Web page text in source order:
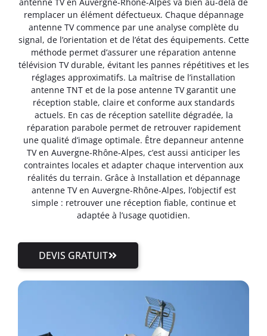
antenne TV en Auvergne-Rhône-Alpes va bien au-delà de
remplacer un élément défectueux. Chaque dépannage
antenne TV commence par une analyse complète du
signal, de l’orientation et de l’état des équipements. Cette
méthode permet d’assurer une réparation antenne
télévision TV durable, évitant les pannes répétitives et les
réglages approximatifs. La maîtrise de l’installation
antenne TNT et de la pose antenne TV garantit une
réception stable, claire et conforme aux standards
actuels. En cas de réception satellite dégradée, la
réparation parabole permet de retrouver rapidement
une qualité d’image optimale. Être depanneur antenne
TV en Auvergne-Rhône-Alpes, c’est aussi anticiper les
contraintes locales et adapter chaque intervention aux
réalités du terrain. Grâce à Installation et dépannage
antenne TV en Auvergne-Rhône-Alpes, l’objectif est
simple : retrouver une réception fiable, continue et
adaptée à l’usage quotidien.
DEVIS GRATUIT